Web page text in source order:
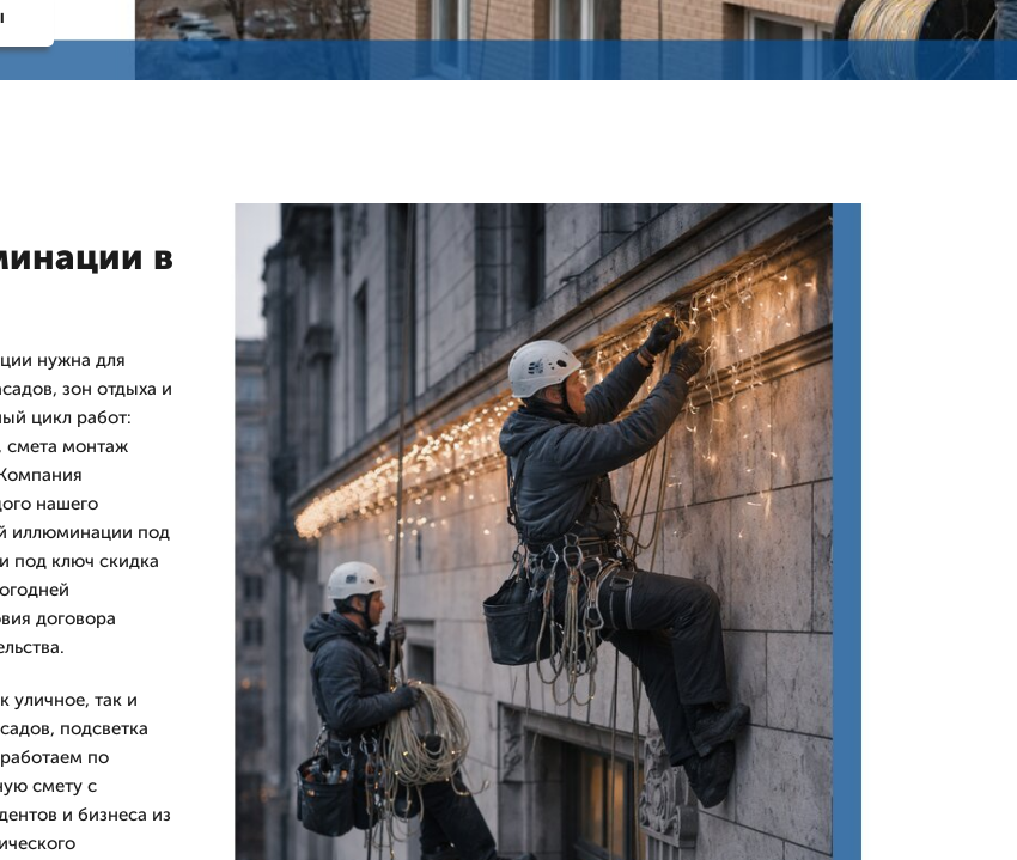
в
нужна для
зон отдыха и
цикл работ:
смета монтаж
нашего
иллюминации под
под ключ скидка
договора
уличное, так и
подсветка
по
смету с
и бизнеса из